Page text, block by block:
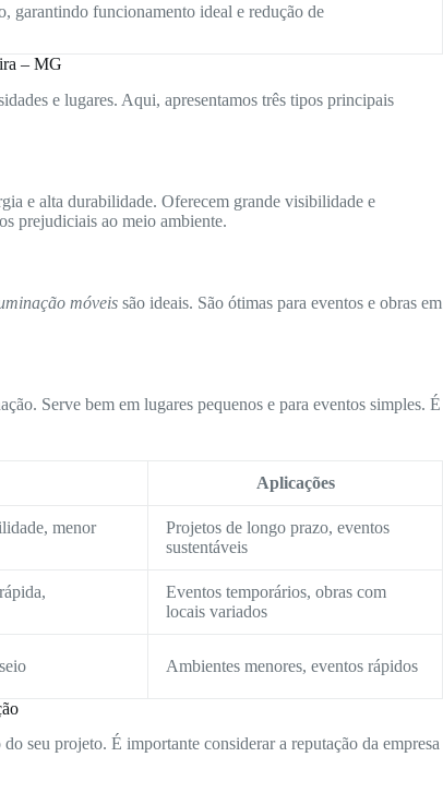
garantindo funcionamento ideal e redução de
– MG
e lugares. Aqui, apresentamos três tipos principais
e alta durabilidade. Oferecem grande visibilidade e
prejudiciais ao meio ambiente.
móveis são ideais. São ótimas para eventos e obras em
Serve bem em lugares pequenos e para eventos simples. É
Aplicações
menor
Projetos de longo prazo, eventos
sustentáveis
Eventos temporários, obras com
locais variados
Ambientes menores, eventos rápidos
seu projeto. É importante considerar a reputação da empresa